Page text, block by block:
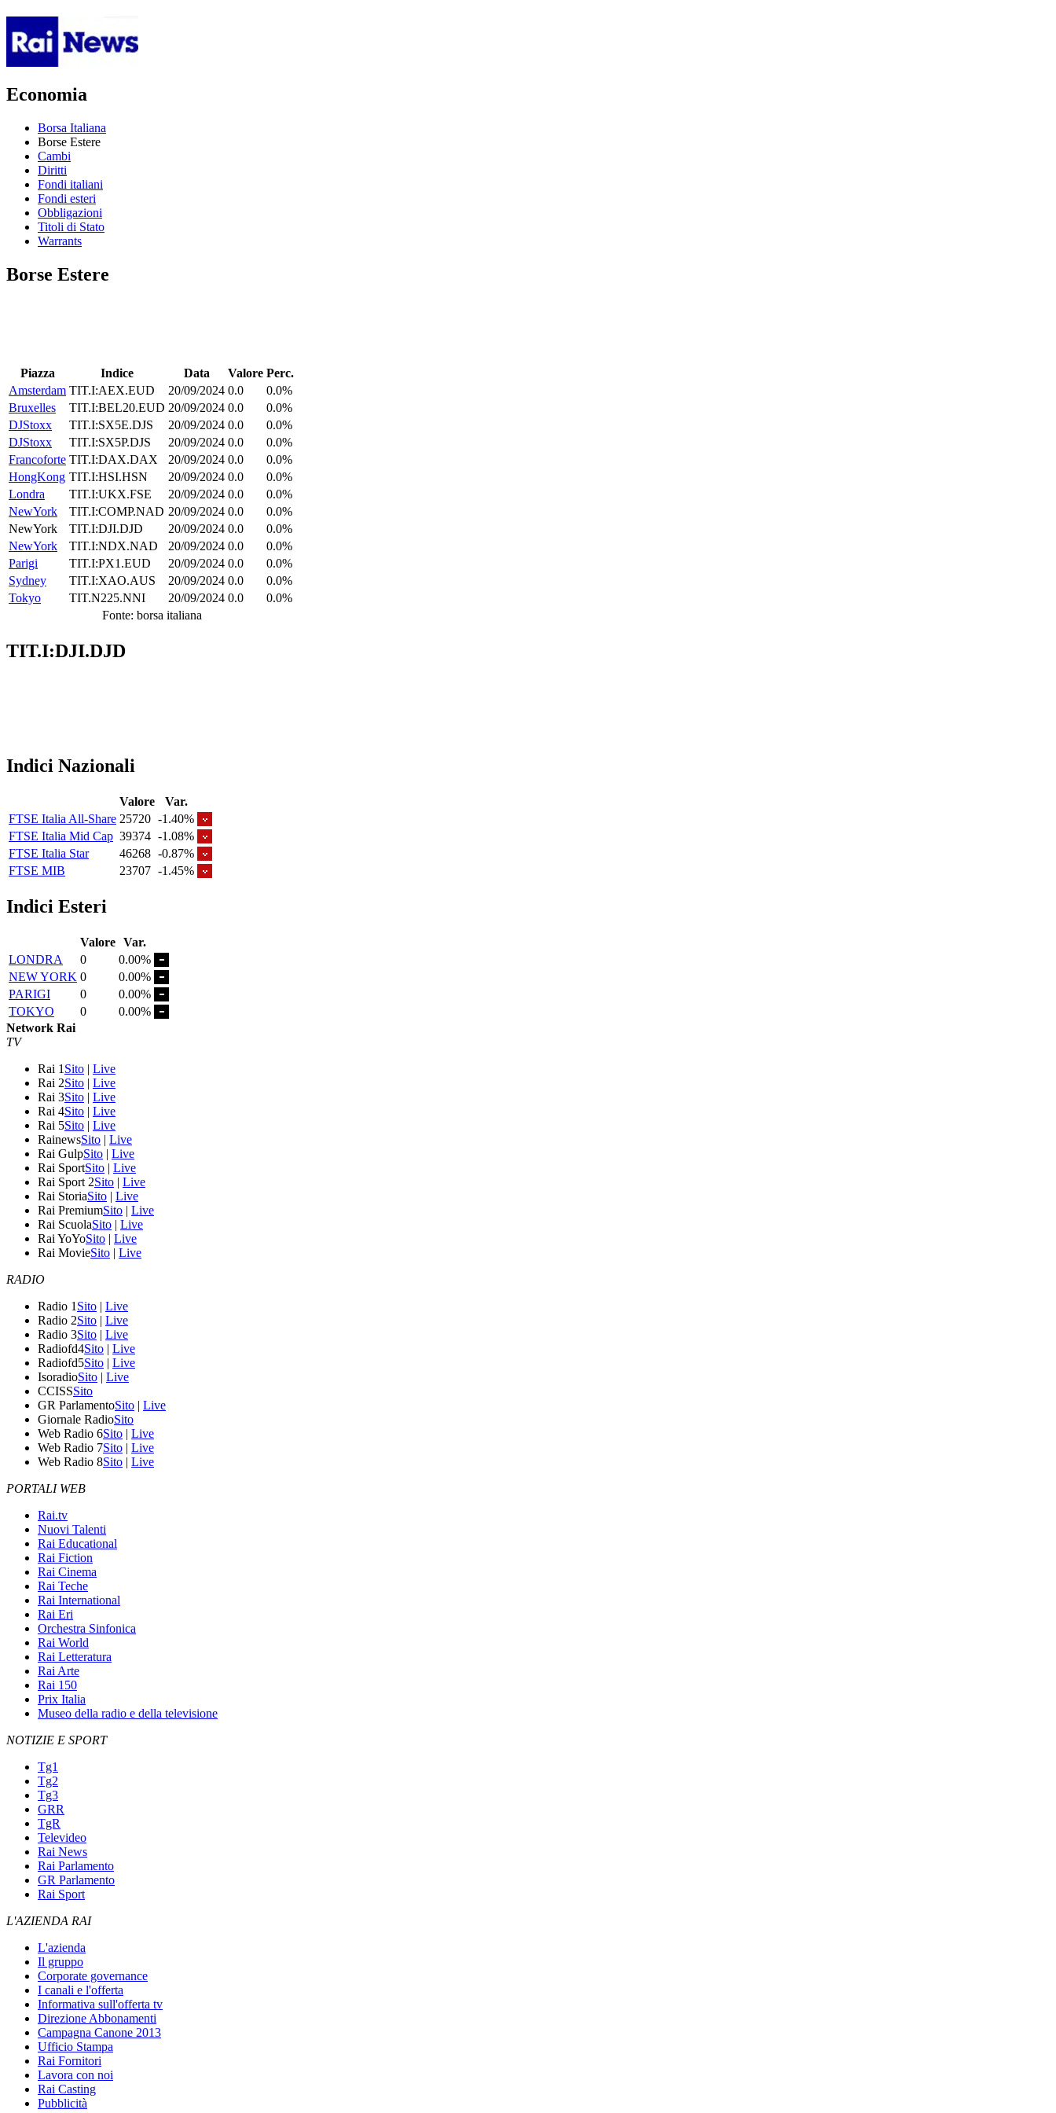
Economia
Borsa Italiana
Borse Estere
Cambi
Diritti
Fondi italiani
Fondi esteri
Obbligazioni
Titoli di Stato
Warrants
Borse Estere
Piazza Indice Data Valore Perc.
Amsterdam TIT.I:AEX.EUD 20/09/2024 0.0
0.0%
Bruxelles
TIT.I:BEL20.EUD 20/09/2024 0.0
0.0%
DJStoxx
TIT.I:SX5E.DJS 20/09/2024 0.0
0.0%
DJStoxx
TIT.I:SX5P.DJS 20/09/2024 0.0
0.0%
Francoforte TIT.I:DAX.DAX 20/09/2024 0.0
0.0%
HongKong TIT.I:HSI.HSN 20/09/2024 0.0
0.0%
Londra
TIT.I:UKX.FSE 20/09/2024 0.0
0.0%
NewYork
TIT.I:COMP.NAD 20/09/2024 0.0
0.0%
NewYork
TIT.I:DJI.DJD 20/09/2024 0.0
0.0%
NewYork
TIT.I:NDX.NAD 20/09/2024 0.0
0.0%
Parigi
TIT.I:PX1.EUD 20/09/2024 0.0
0.0%
Sydney
TIT.I:XAO.AUS 20/09/2024 0.0
0.0%
Tokyo
TIT.N225.NNI 20/09/2024 0.0
0.0%
Fonte: borsa italiana
TIT.I:DJI.DJD
Indici Nazionali
Valore
Var.
FTSE Italia All-Share 25720 -1.40%
FTSE Italia Mid Cap 39374 -1.08%
FTSE Italia Star
46268 -0.87%
FTSE MIB
23707 -1.45%
Indici Esteri
Valore Var.
LONDRA
0
0.00%
NEW YORK 0
0.00%
PARIGI
0
0.00%
TOKYO
0
0.00%
Network Rai
TV
Rai 1 Sito | Live
Rai 2Sito | Live
Rai 3Sito | Live
Rai 4Sito | Live
Rai 5Sito | Live
RainewsSito | Live
Rai GulpSito | Live
Rai SportSito | Live
Rai Sport 2Sito | Live
Rai StoriaSito | Live
Rai PremiumSito | Live
Rai ScuolaSito | Live
Rai YoYoSito | Live
Rai MovieSito | Live
RADIO
Radio 1 Sito | Live
Radio 2Sito | Live
Radio 3Sito | Live
Radiofd4Sito | Live
Radiofd5Sito | Live
IsoradioSito | Live
CCISSSito
GR ParlamentoSito | Live
Giornale RadioSito
Web Radio 6Sito | Live
Web Radio 7Sito | Live
Web Radio 8Sito | Live
PORTALI WEB
Rai.tv
Nuovi Talenti
Rai Educational
Rai Fiction
Rai Cinema
Rai Teche
Rai International
Rai Eri
Orchestra Sinfonica
Rai World
Rai Letteratura
Rai Arte
Rai 150
Prix Italia
Museo della radio e della televisione
NOTIZIE E SPORT
Tg1
Tg2
Tg3
GRR
TgR
Televideo
Rai News
Rai Parlamento
GR Parlamento
Rai Sport
L'AZIENDA RAI
L'azienda
Il gruppo
Corporate governance
I canali e l'offerta
Informativa sull'offerta tv
Direzione Abbonamenti
Campagna Canone 2013
Ufficio Stampa
Rai Fornitori
Lavora con noi
Rai Casting
Pubblicità